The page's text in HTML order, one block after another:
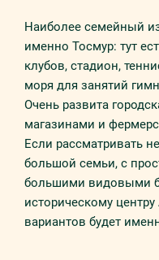
Наиболее семейный
именно Тосмур: тут
клубов, стадион,
моря для занятий
Очень развита
магазинами и
Если рассматривать
большой семьи, с
большими видовыми
историческому
вариантов будет